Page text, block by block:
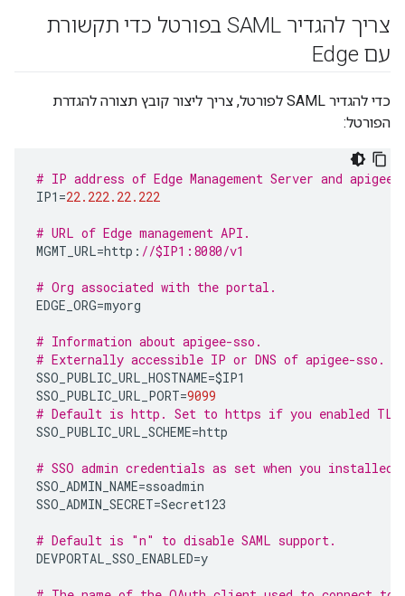
צריך להגדיר SAML בפורטל כדי תקשורת
עם Edge
כדי להגדיר SAML לפורטל, צריך ליצור קובץ תצורה להגדרת
הפורטל:
# IP address of Edge Management Server and apigee-
IP1 =22.222.22.222
# URL of Edge management API.
MGMT_URL=http : //$IP1:8080/v1
# Org associated with the portal.
EDGE_ORG=myorg
# Information about apigee-sso.
# Externally accessible IP or DNS of apigee-sso.
SSO_PUBLIC_URL_HOSTNAME=$IP1
SSO_PUBLIC_URL_PORT=9099
# Default is http. Set to https if you enabled TLS
SSO_PUBLIC_URL_SCHEME=http
# SSO admin credentials as set when you installed
SSO_ADMIN_NAME=ssoadmin
SSO_ADMIN_SECRET=Secret123
# Default is "n" to disable SAML support.
DEVPORTAL_SSO_ENABLED=y